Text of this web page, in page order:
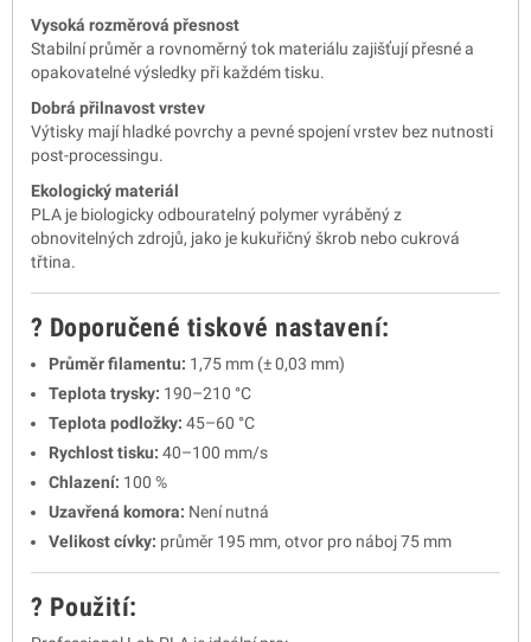
Vysoká rozměrová přesnost
Stabilní průměr a rovnoměrný tok materiálu zajišťují přesné a
opakovatelné výsledky při každém tisku.
Dobrá přilnavost vrstev
Výtisky mají hladké povrchy a pevné spojení vrstev bez nutnosti
post-processingu.
Ekologický materiál
PLA je biologicky odbouratelný polymer vyráběný z
obnovitelných zdrojů, jako je kukuřičný škrob nebo cukrová
třtina.
? Doporučené tiskové nastavení:
Průměr filamentu: 1,75 mm (± 0,03 mm)
Teplota trysky: 190–210 °C
Teplota podložky: 45–60 °C
Rychlost tisku: 40–100 mm/s
Chlazení: 100 %
Uzavřená komora: Není nutná
Velikost cívky: průměr 195 mm, otvor pro náboj 75 mm
?️ Použití: